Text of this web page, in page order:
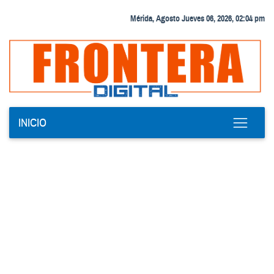
Mérida, Agosto Jueves 06, 2026, 02:04 pm
INICIO